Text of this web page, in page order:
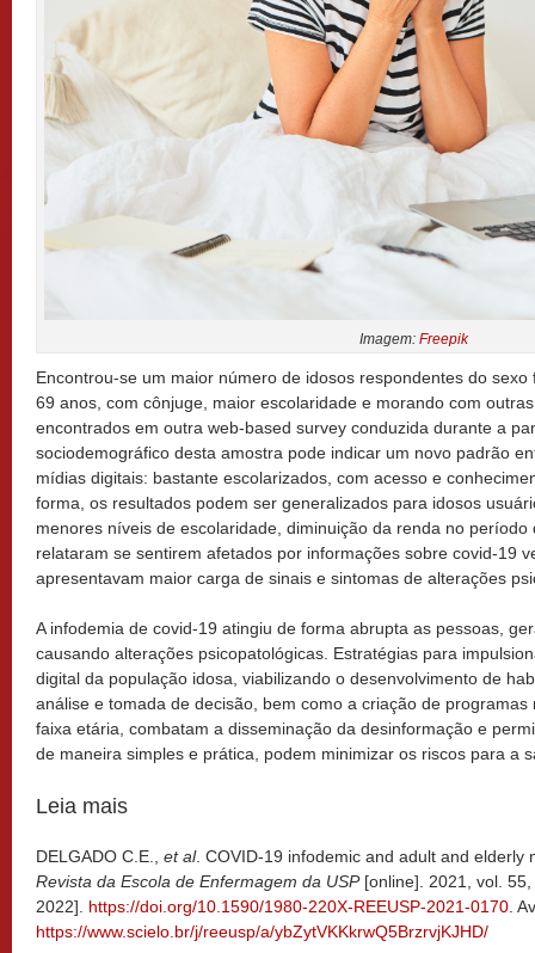
Imagem: Freepik
Encontrou-se um maior número de idosos respondentes do
69 anos, com cônjuge, maior escolaridade e morando com
encontrados em outra web-based survey conduzida durante a
sociodemográfico desta amostra pode indicar um novo padrão
mídias digitais: bastante escolarizados, com acesso e
forma, os resultados podem ser generalizados para idosos
menores níveis de escolaridade, diminuição da renda no
relataram se sentirem afetados por informações sobre covid-19
apresentavam maior carga de sinais e sintomas de alterações
A infodemia de covid-19 atingiu de forma abrupta as pessoas,
causando alterações psicopatológicas. Estratégias para
digital da população idosa, viabilizando o desenvolvimento de
análise e tomada de decisão, bem como a criação de
faixa etária, combatam a disseminação da desinformação e
de maneira simples e prática, podem minimizar os riscos para a
Leia mais
DELGADO C.E., et al. COVID-19 infodemic and adult and elderly
Revista da Escola de Enfermagem da USP[online]. 2021, vol.
2022]. https://doi.org/10.1590/1980-220X-REEUSP-2021-0170 .
https://www.scielo.br/j/reeusp/a/ybZytVKKkrwQ5BrzrvjKJHD/